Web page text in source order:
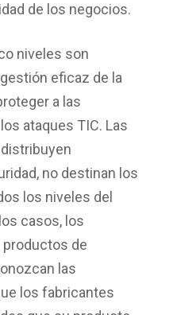
de los negocios.
niveles son
gestión eficaz de la
a las
ataques TIC. Las
no destinan los
los niveles del
casos, los
de
las
los fabricantes